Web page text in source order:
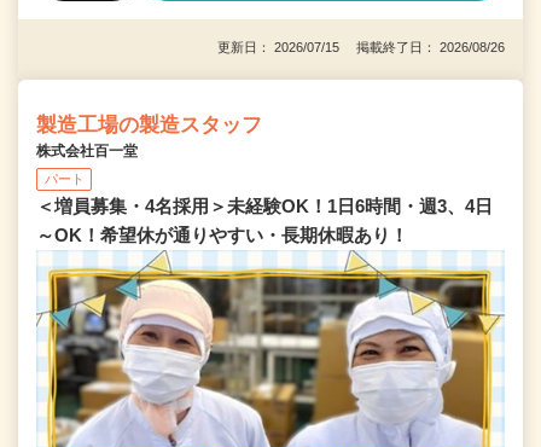
更新日： 2026/07/15 掲載終了日： 2026/08/26
製造工場の製造スタッフ
株式会社百一堂
パート
＜増員募集・4名採用＞未経験OK！1日6時間・週3、4日
～OK！希望休が通りやすい・長期休暇あり！